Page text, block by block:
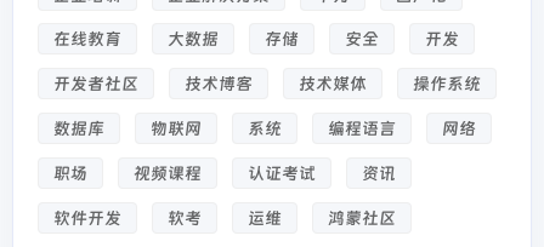
在线教育 大数据 存储 安全 开发
开发者社区 技术博客 技术媒体 操作系统
数据库 物联网 系统 编程语言 网络
职场 视频课程 认证考试 资讯
软件开发 软考 运维 鸿蒙社区